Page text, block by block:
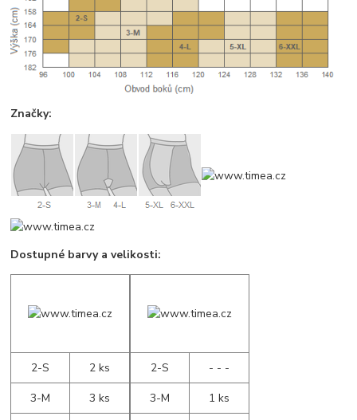
Značky:
Dostupné barvy a velikosti:
2-S
2 ks
3-M
3 ks
2-S
- - -
3-M
1 ks